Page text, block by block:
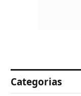
Categorias